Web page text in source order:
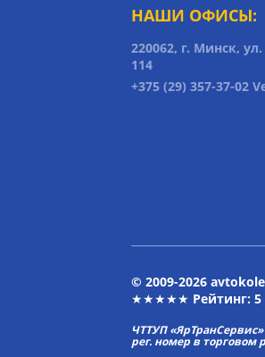
НАШИ ОФИСЫ:
220062, г. Минск,
114
+375 (29) 357-37-02
© 2009-2026
★★★★★ Рейтинг: 5
ЧТТУП «ЯрТранСервис»
рег. номер в торговом